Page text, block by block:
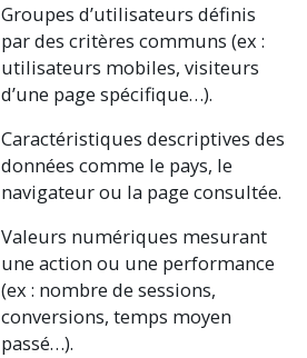
Groupes d’utilisateurs définis
par des critères communs (ex :
utilisateurs mobiles, visiteurs
d’une page spécifique…).
Caractéristiques descriptives des
données comme le pays, le
navigateur ou la page consultée.
Valeurs numériques mesurant
une action ou une performance
(ex : nombre de sessions,
conversions, temps moyen
passé…).